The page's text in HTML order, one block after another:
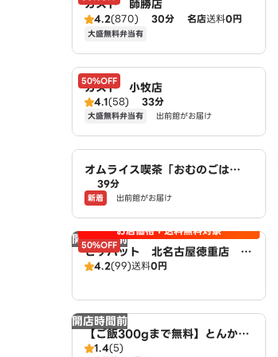
ガスト 師勝店
4.2(870) 30分 名店送料0円
大盛無料弁当有
50%OFF
ガスト 小牧店
4.1(58) 33分
大盛無料弁当有 出前館がお届け
オムライス喫茶「おむのごは
ん。」 小牧村中新町店
39分
新着 出前館がお届け
開店時間前
50%OFF
お店価格＋送料無料対象
ピザハット 北名古屋徳重店 Pi
zzaHut
4.2(99)送料0円
開店時間前
【ご飯300gまで無料】とんか
つ とん彩 小牧村中新町店
1.4(5)